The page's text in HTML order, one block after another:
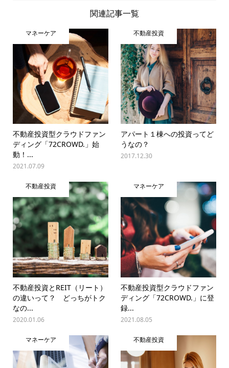
関連記事一覧
マネーケア
不動産投資型クラウドファン
ディング「72CROWD.」始
動！...
2021.07.09
不動産投資
アパート１棟への投資ってど
うなの？
2017.12.30
不動産投資
不動産投資とREIT（リート）
の違いって？ どっちがトク
なの...
2020.01.06
マネーケア
不動産投資型クラウドファン
ディング「72CROWD.」に登
録...
2021.08.05
マネーケア 不動産投資